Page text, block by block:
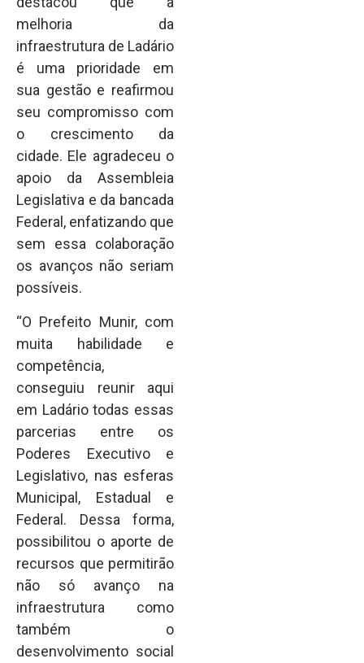
melhoria da
infraestrutura de Ladário
é uma prioridade em
sua gestão e reafirmou
seu compromisso com
o crescimento da
cidade. Ele agradeceu o
apoio da Assembleia
Legislativa e da bancada
Federal, enfatizando que
sem essa colaboração
os avanços não seriam
possíveis.
“O Prefeito Munir, com
muita habilidade e
competência,
conseguiu reunir aqui
em Ladário todas essas
parcerias entre os
Poderes Executivo e
Legislativo, nas esferas
Municipal, Estadual e
Federal. Dessa forma,
possibilitou o aporte de
recursos que permitirão
não só avanço na
infraestrutura como
também o
desenvolvimento social